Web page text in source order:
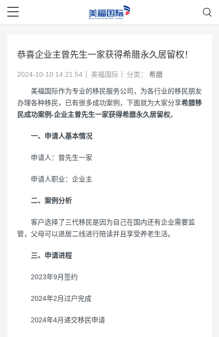
恭喜企业主曾先生一家获得希腊永久居留权！
2024-10-10 14:21:54 美福国际 分类： 希腊
美福国际作为专业的移民服务公司，为各行业的移民朋友
办理各种移民，已有很多成功案例，下面就为大家分享希腊移
民成功案例-企业主曾先生一家获得希腊永久居留权。
一、申请人基本情况
申请人：曾先生一家
申请人职业：企业主
二、案例分析
客户选择了三代移民是因为自己在国内还有企业需要监
管，父母可以退居二线进行陪读并且享受养老生活。
三、申请进程
2023年9月签约
2024年2月过户完成
2024年4月递交移民申请